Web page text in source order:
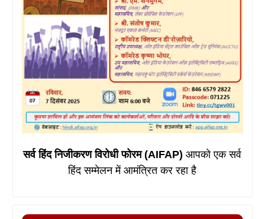
सर्व हिंद निजीकरण विरोधी फोरम (AIFAP)आपको एक सर्व
हिंद सम्मेलन में आमंत्रित कर रहा है